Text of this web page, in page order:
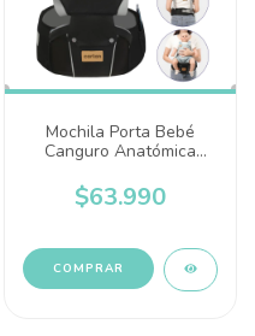
Mochila Porta Bebé
Canguro Anatómica
$63.990